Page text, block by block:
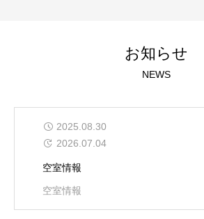
お知らせ
NEWS
2025.08.30
2026.07.04
空室情報
空室情報